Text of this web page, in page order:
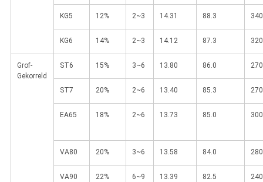
KG5 12% 2~3 14.31 88.3 340
KG6 14% 2~3 14.12 87.3 320
Grof-
Gekorreld
ST6 15% 3~6 13.80 86.0 270
ST7 20% 2~6 13.40 85.3 270
EA65 18% 2~6 13.73 85.0 300
VA80 20% 3~6 13.58 84.0 280
VA90 22% 6~9 13.39 82.5 240